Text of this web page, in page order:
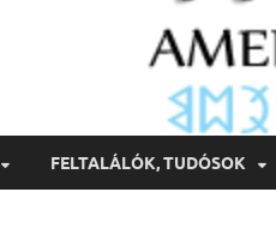
FELTALÁLÓK, TUDÓSOK